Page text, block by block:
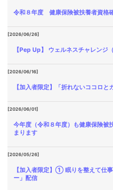
令和８年度 健康保険被扶養者資格
[2026/06/26]
【Pep Up】 ウェルネスチャレンジ
[2026/06/16]
【加入者限定】「折れないココロ
[2026/06/01]
今年度（令和８年度）も健康保険被
まります
[2026/05/26]
【加入者限定】① 眠りを整えて仕
ー」配信